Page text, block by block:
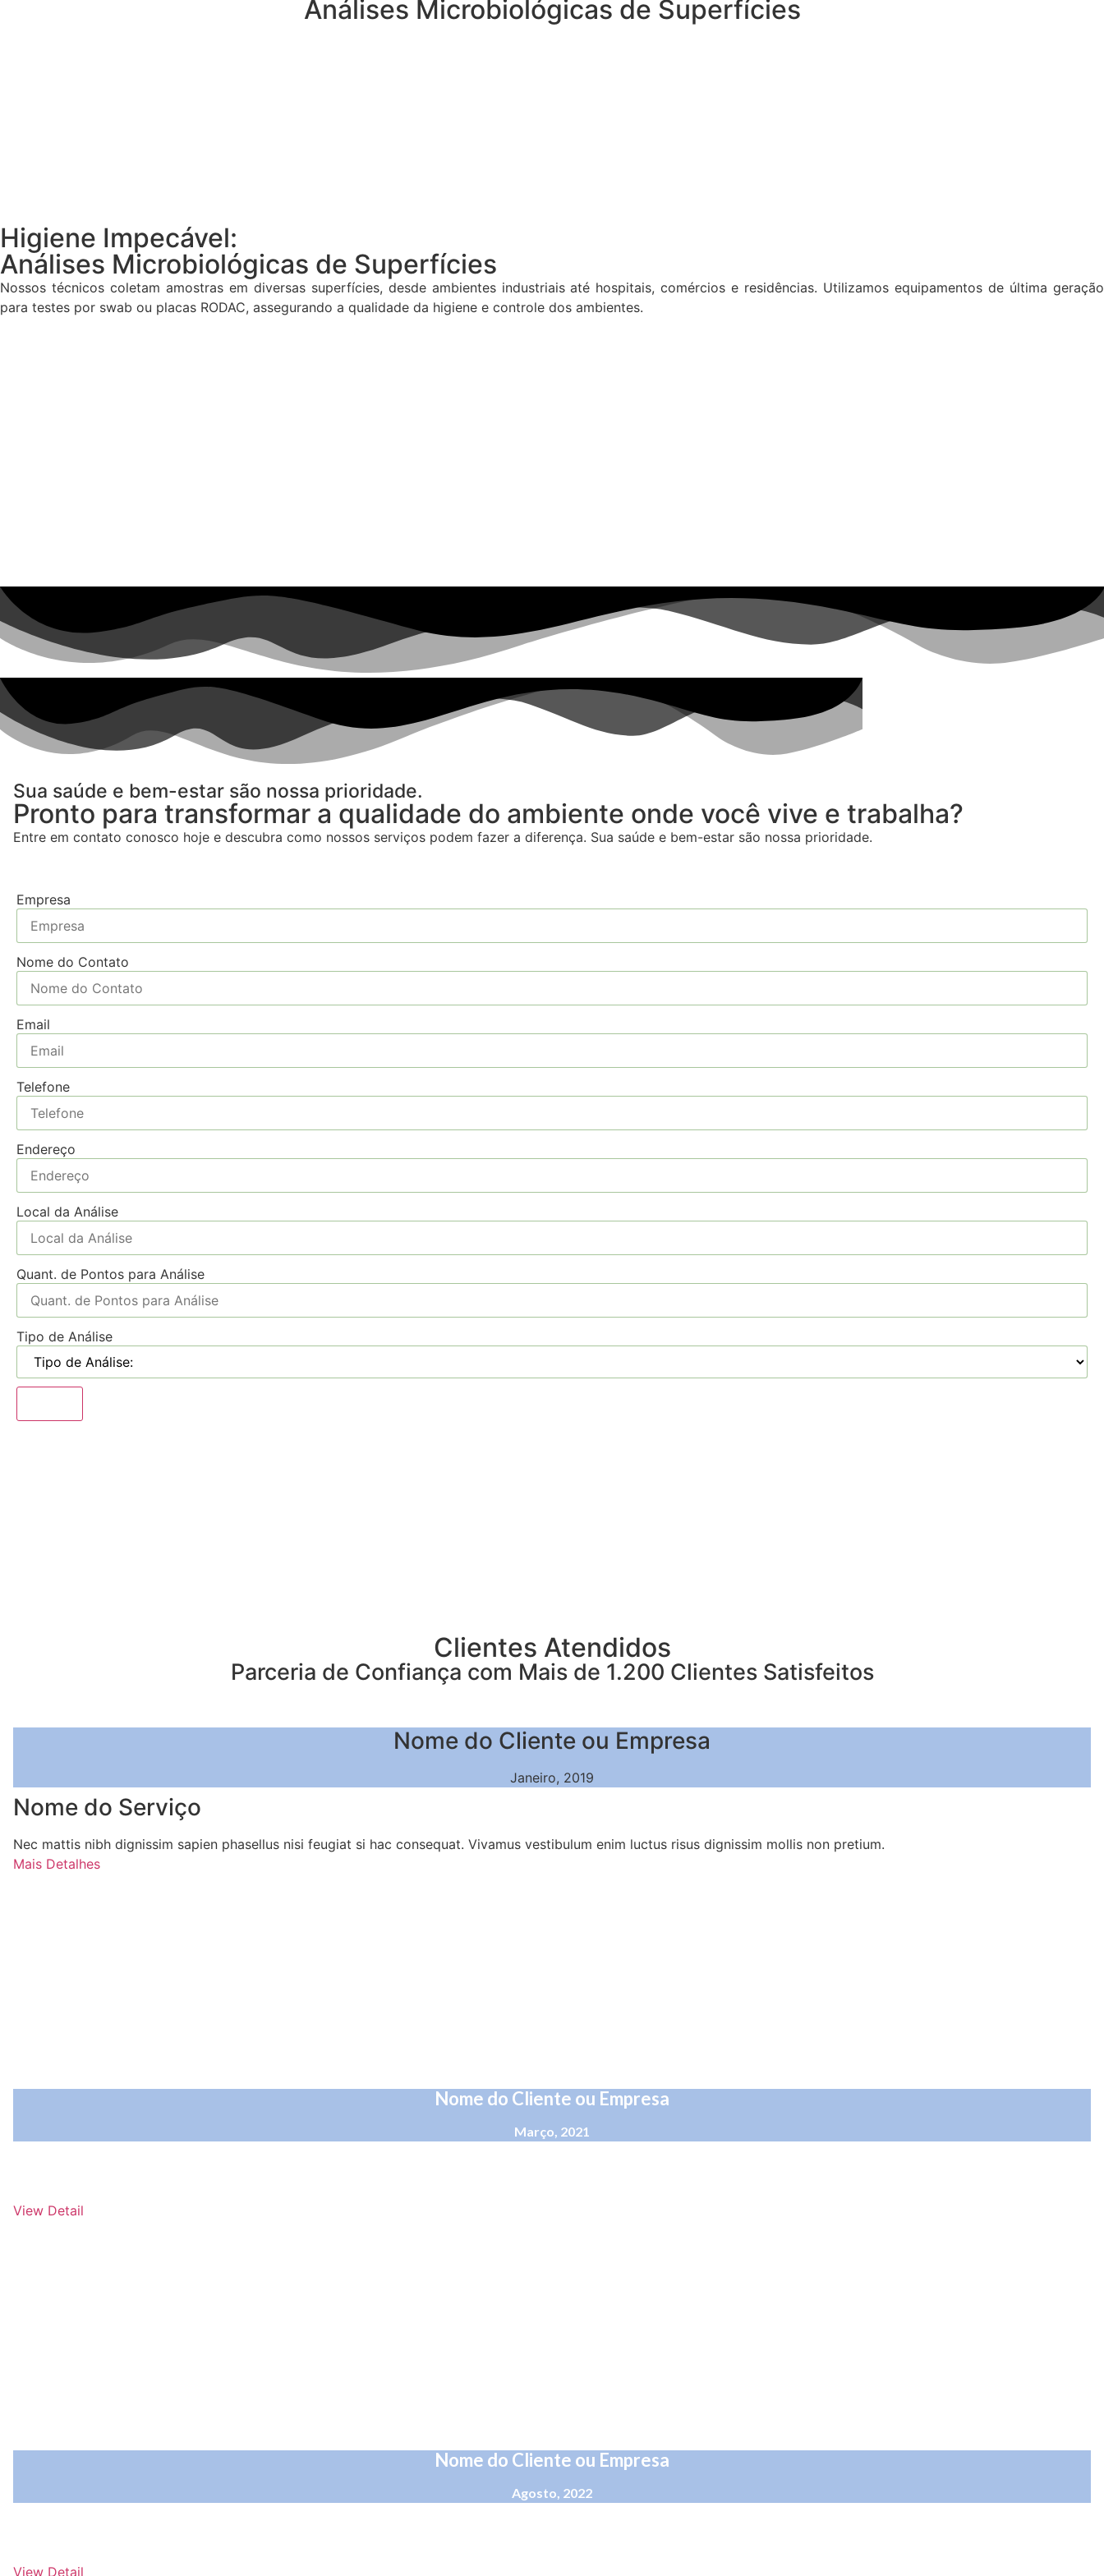
Análises Microbiológicas de Superfícies
Higiene Impecável:
Análises Microbiológicas de Superfícies
Nossos técnicos coletam amostras em diversas superfícies, desde ambientes industriais até hospitais, comércios e residências. Utilizamos equipamentos de última geração
para testes por swab ou placas RODAC, assegurando a qualidade da higiene e controle dos ambientes.
Sua saúde e bem-estar são nossa prioridade.
Pronto para transformar a qualidade do ambiente onde você vive e trabalha?
Entre em contato conosco hoje e descubra como nossos serviços podem fazer a diferença. Sua saúde e bem-estar são nossa prioridade.
Empresa
Nome do Contato
Email
Telefone
Endereço
Local da Análise
Quant. de Pontos para Análise
Tipo de Análise
Clientes Atendidos
Parceria de Confiança com Mais de 1.200 Clientes Satisfeitos
Nome do Cliente ou Empresa
Janeiro, 2019
Nome do Serviço
Nec mattis nibh dignissim sapien phasellus nisi feugiat si hac consequat. Vivamus vestibulum enim luctus risus dignissim mollis non pretium.
Mais Detalhes
Nome do Cliente ou Empresa
Março, 2021
View Detail
Nome do Cliente ou Empresa
Agosto, 2022
View Detail